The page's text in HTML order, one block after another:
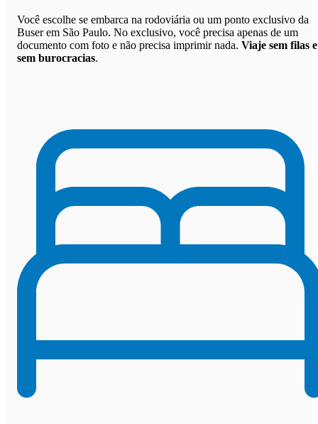
Você escolhe se embarca na rodoviária ou um ponto exclusivo da
Buser em São Paulo. No exclusivo, você precisa apenas de um
documento com foto e não precisa imprimir nada. Viaje sem filas e
sem burocracias.